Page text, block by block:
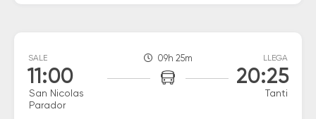
SALE
11:00
San Nicolas
Parador
09h 25m LLEGA
20:25
Tanti